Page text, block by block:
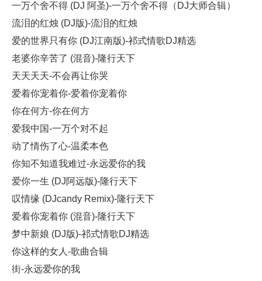
一万个舍不得 (DJ 阿圣)-一万个舍不得（DJ大师合辑）
流泪的红烛 (DJ版)-流泪的红烛
爱的世界只有你 (DJ江南版)-祁式情歌DJ精选
老婆你辛苦了 (混音)-隆行天下
天天天天-不会再让你哭
爱着你宠着你-爱着你宠着你
你在何方-你在何方
爱我中国-一万个对不起
动了情伤了心-温柔本色
你知不知道我难过-永远爱你的我
爱你一生 (DJ阿远版)-隆行天下
叹情缘 (DJcandy Remix)-隆行天下
爱着你宠着你 (混音)-隆行天下
梦中新娘 (DJ版)-祁式情歌DJ精选
你这样的女人-歌曲合辑
街-永远爱你的我